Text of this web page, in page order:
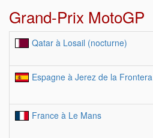
Grand-Prix MotoGP
Qatar à Losail (nocturne)
Espagne à Jerez de la Frontera
France à Le Mans